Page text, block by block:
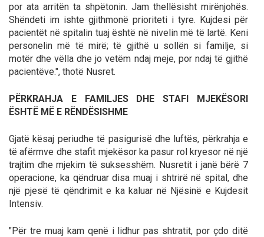
por ata arritën ta shpëtonin. Jam thellësisht mirënjohës.
Shëndeti im ishte gjithmonë prioriteti i tyre. Kujdesi për
pacientët në spitalin tuaj është në nivelin më të lartë. Keni
personelin më të mirë; të gjithë u sollën si familje, si
motër dhe vëlla dhe jo vetëm ndaj meje, por ndaj të gjithë
pacientëve.", thotë Nusret.
PËRKRAHJA E FAMILJES DHE STAFI MJEKËSORI
ËSHTË MË E RËNDËSISHME
Gjatë kësaj periudhe të pasigurisë dhe luftës, përkrahja e
të afërmve dhe stafit mjekësor ka pasur rol kryesor në një
trajtim dhe mjekim të suksesshëm. Nusretit i janë bërë 7
operacione, ka qëndruar disa muaj i shtrirë në spital, dhe
një pjesë të qëndrimit e ka kaluar në Njësinë e Kujdesit
Intensiv.
"Për tre muaj kam qenë i lidhur pas shtratit, por çdo ditë